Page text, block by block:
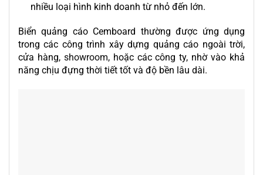
nhiều loại hình kinh doanh từ nhỏ đến lớn.
Biển quảng cáo Cemboard thường được ứng dụng
trong các công trình xây dựng quảng cáo ngoài trời,
cửa hàng, showroom, hoặc các công ty, nhờ vào khả
năng chịu đựng thời tiết tốt và độ bền lâu dài.